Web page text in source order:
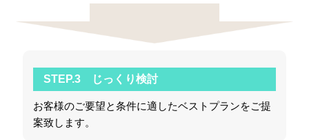
STEP.3 じっくり検討
お客様のご要望と条件に適したベストプランをご提
案致します。